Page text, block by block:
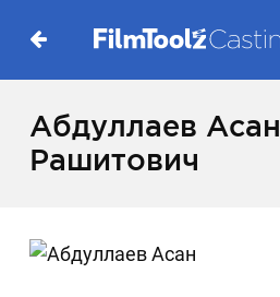
Абдуллаев Асан
Рашитович